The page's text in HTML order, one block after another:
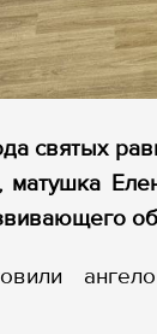
святых